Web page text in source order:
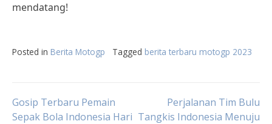
mendatang!
Posted in Berita Motogp Tagged berita terbaru motogp 2023
Post
Gosip Terbaru Pemain
Sepak Bola Indonesia Hari
Perjalanan Tim Bulu
Tangkis Indonesia Menuju